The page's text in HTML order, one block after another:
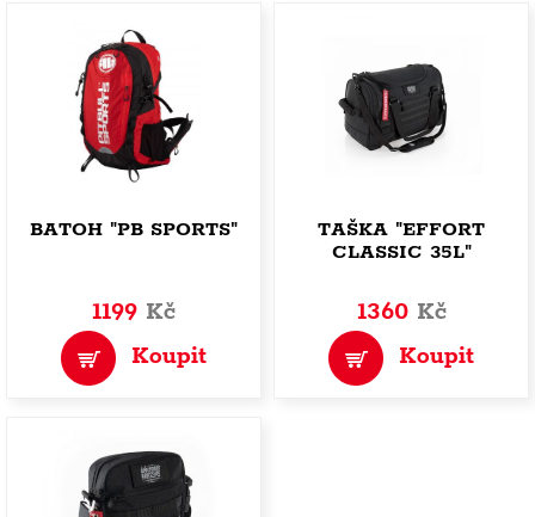
BATOH "PB SPORTS"
1199 Kč
Koupit
TAŠKA "EFFORT
CLASSIC 35L"
1360 Kč
Koupit